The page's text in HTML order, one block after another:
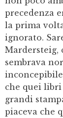
precedenza
la prima
ignorato.
Mardersteig,
sembrava
che quei
grandi
piaceva che